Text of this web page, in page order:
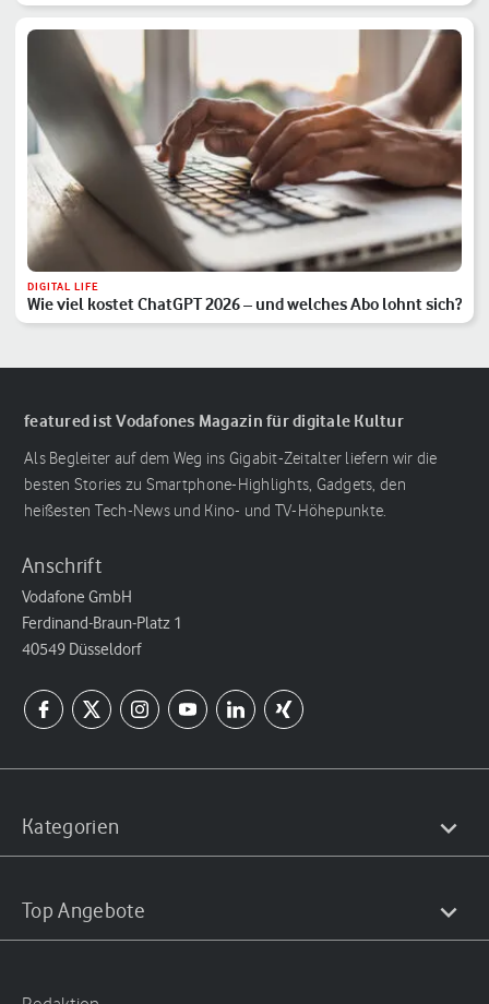
DIGITAL LIFE
Wie viel kostet ChatGPT 2026 – und welches Abo lohnt sich?
featured ist Vodafones Magazin für digitale Kultur
Als Begleiter auf dem Weg ins Gigabit-Zeitalter liefern wir die
besten Stories zu Smartphone-Highlights, Gadgets, den
heißesten Tech-News und Kino- und TV-Höhepunkte.
Anschrift
Vodafone GmbH
Ferdinand-Braun-Platz 1
40549 Düsseldorf
Kategorien
Top Angebote